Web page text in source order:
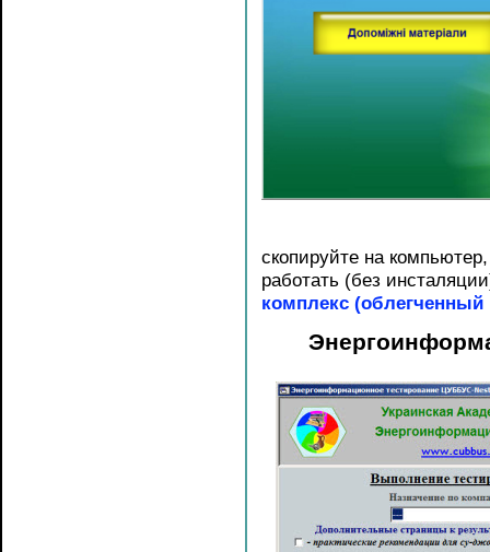
скопируйте на
работать (без
комплекс (облегченный